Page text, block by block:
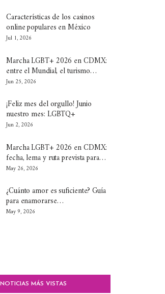
Características de los casinos
online populares en México
Jul 1, 2026
Marcha LGBT+ 2026 en CDMX:
entre el Mundial, el turismo…
Jun 25, 2026
¡Feliz mes del orgullo! Junio
nuestro mes: LGBTQ+
Jun 2, 2026
Marcha LGBT+ 2026 en CDMX:
fecha, lema y ruta prevista para…
May 26, 2026
¿Cuánto amor es suficiente? Guía
para enamorarse…
May 9, 2026
NOTICIAS MÁS VISTAS